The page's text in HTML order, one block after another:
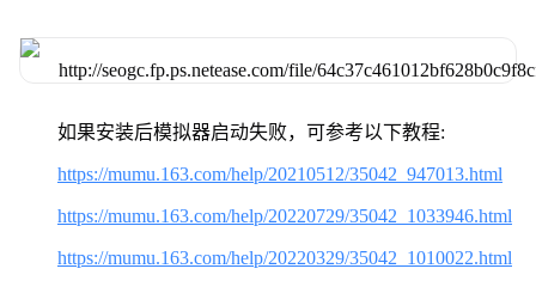
如果安装后模拟器启动失败，可参考以下教程:
https://mumu.163.com/help/20210512/35042_947013.html
https://mumu.163.com/help/20220729/35042_1033946.html
https://mumu.163.com/help/20220329/35042_1010022.html